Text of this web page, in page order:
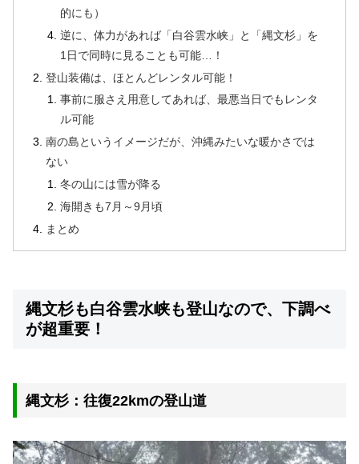
的にも）
逆に、体力があれば「白谷雲水峡」と「縄文杉」を
1日で同時に見ることも可能…！
登山装備は、ほとんどレンタル可能！
事前に服さえ用意してあれば、最悪当日でもレンタ
ル可能
南の島というイメージだが、沖縄みたいな暖かさでは
ない
冬の山には雪が降る
海開きも7月～9月頃
まとめ
縄文杉も白谷雲水峡も登山なので、下調べ
が超重要！
縄文杉：往復22kmの登山道